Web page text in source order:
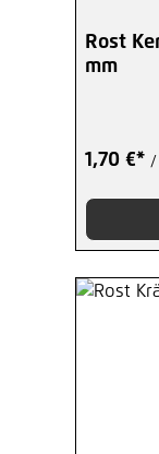
Rost
mm
1,70 €* /